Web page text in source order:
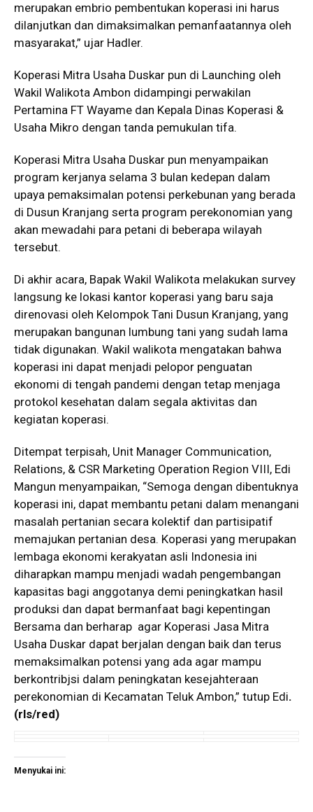
merupakan embrio pembentukan koperasi ini harus
dilanjutkan dan dimaksimalkan pemanfaatannya oleh
masyarakat,” ujar Hadler.
Koperasi Mitra Usaha Duskar pun di Launching oleh
Wakil Walikota Ambon didampingi perwakilan
Pertamina FT Wayame dan Kepala Dinas Koperasi &
Usaha Mikro dengan tanda pemukulan tifa.
Koperasi Mitra Usaha Duskar pun menyampaikan
program kerjanya selama 3 bulan kedepan dalam
upaya pemaksimalan potensi perkebunan yang berada
di Dusun Kranjang serta program perekonomian yang
akan mewadahi para petani di beberapa wilayah
tersebut.
Di akhir acara, Bapak Wakil Walikota melakukan survey
langsung ke lokasi kantor koperasi yang baru saja
direnovasi oleh Kelompok Tani Dusun Kranjang, yang
merupakan bangunan lumbung tani yang sudah lama
tidak digunakan. Wakil walikota mengatakan bahwa
koperasi ini dapat menjadi pelopor penguatan
ekonomi di tengah pandemi dengan tetap menjaga
protokol kesehatan dalam segala aktivitas dan
kegiatan koperasi.
Ditempat terpisah, Unit Manager Communication,
Relations, & CSR Marketing Operation Region VIII, Edi
Mangun menyampaikan, “Semoga dengan dibentuknya
koperasi ini, dapat membantu petani dalam menangani
masalah pertanian secara kolektif dan partisipatif
memajukan pertanian desa. Koperasi yang merupakan
lembaga ekonomi kerakyatan asli Indonesia ini
diharapkan mampu menjadi wadah pengembangan
kapasitas bagi anggotanya demi peningkatkan hasil
produksi dan dapat bermanfaat bagi kepentingan
Bersama dan berharap agar Koperasi Jasa Mitra
Usaha Duskar dapat berjalan dengan baik dan terus
memaksimalkan potensi yang ada agar mampu
berkontribjsi dalam peningkatan kesejahteraan
perekonomian di Kecamatan Teluk Ambon,” tutup Edi.
(rls/red)
Menyukai ini: